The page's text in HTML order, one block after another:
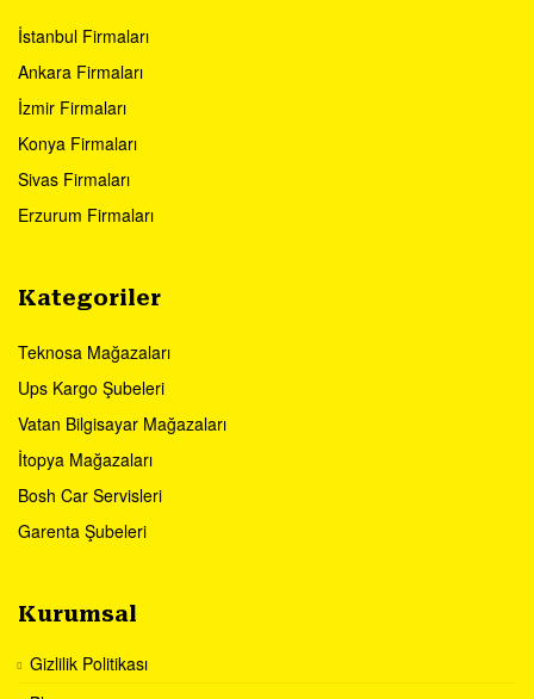
İstanbul Firmaları
Ankara Firmaları
İzmir Firmaları
Konya Firmaları
Sivas Firmaları
Erzurum Firmaları
Kategoriler
Teknosa Mağazaları
Ups Kargo Şubeleri
Vatan Bilgisayar Mağazaları
İtopya Mağazaları
Bosh Car Servisleri
Garenta Şubeleri
Kurumsal
Gizlilik Politikası